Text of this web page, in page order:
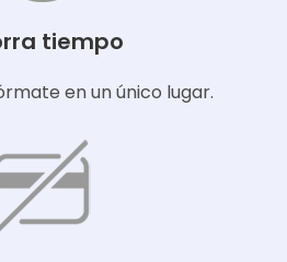
tiempo
en un único lugar.